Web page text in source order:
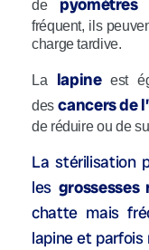
de pyomètres
fréquent, ils
charge tardive.
La lapine est
descancers de
de réduire ou de
La stérilisation
les grossesses
chatte mais
lapine et parfois